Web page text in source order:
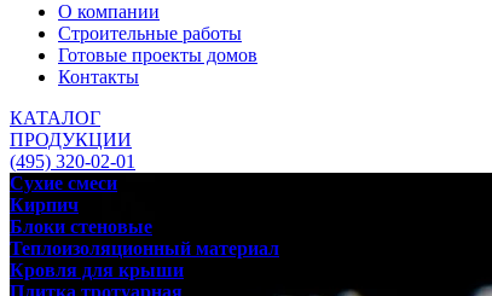
О компании
Строительные работы
Готовые проекты домов
Контакты
КАТАЛОГ
ПРОДУКЦИИ
(495) 320-02-01
Сухие смеси
Кирпич
Блоки стеновые
Теплоизоляционный материал
Кровля для крыши
Плитка тротуарная